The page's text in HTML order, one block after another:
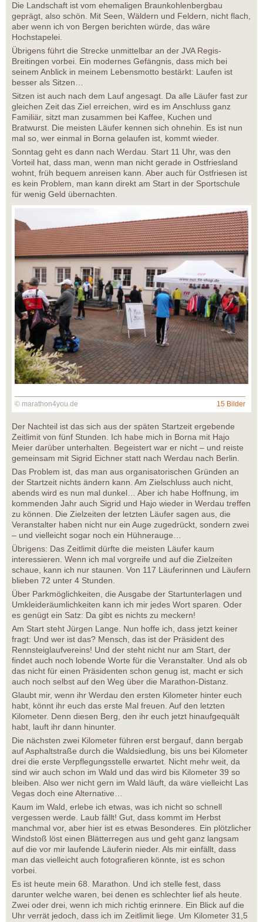
Die Landschaft ist vom ehemaligen Braunkohlenbergbau
geprägt, also schön. Mit Seen, Wäldern und Feldern, nicht flach,
aber wenn ich von Bergen berichten würde, das wäre
Hochstapelei.
Übrigens führt die Strecke unmittelbar an der JVA Regis-
Breitingen vorbei. Ein modernes Gefängnis, dass mich bei
seinem Anblick in meinem Lebensmotto bestärkt: Laufen ist
besser als Sitzen…
Sitzen ist auch nach dem Lauf angesagt. Da alle Läufer fast zur
gleichen Zeit das Ziel erreichen, wird es im Anschluss ganz
Familiär, sitzt man zusammen bei Kaffee, Kuchen und
Bratwurst. Die meisten Läufer kennen sich ohnehin. Es ist nun
mal so, wer einmal in Borna gelaufen ist, kommt wieder.
Sonntag geht es dann nach Werdau. Start 11 Uhr, was den
Vorteil hat, dass man, wenn man nicht gerade in Ostfriesland
wohnt, früh bequem anreisen kann. Aber auch für Ostfriesen ist
es kein Problem, man kann direkt am Start in der Sportschule
für wenig Geld übernachten.
© marathon4you.de 15 Bilder
Der Nachteil ist das sich aus der späten Startzeit ergebende
Zeitlimit von fünf Stunden. Ich habe mich in Borna mit Hajo
Meier darüber unterhalten. Begeistert war er nicht – und reiste
gemeinsam mit Sigrid Eichner statt nach Werdau nach Berlin.
Das Problem ist, das man aus organisatorischen Gründen an
der Startzeit nichts ändern kann. Am Zielschluss auch nicht,
abends wird es nun mal dunkel… Aber ich habe Hoffnung, im
kommenden Jahr auch Sigrid und Hajo wieder in Werdau treffen
zu können. Die Zielzeiten der letzten Läufer sagen aus, die
Veranstalter haben nicht nur ein Auge zugedrückt, sondern zwei
– und vielleicht sogar noch ein Hühnerauge…
Übrigens: Das Zeitlimit dürfte die meisten Läufer kaum
interessieren. Wenn ich mal vorgreife und auf die Zielzeiten
schaue, kann ich nur staunen. Von 117 Läuferinnen und Läufern
blieben 72 unter 4 Stunden.
Über Parkmöglichkeiten, die Ausgabe der Startunterlagen und
Umkleideräumlichkeiten kann ich mir jedes Wort sparen. Oder
es genügt ein Satz: Da gibt es nichts zu meckern!
Am Start steht Jürgen Lange. Nun hoffe ich, dass jetzt keiner
fragt: Und wer ist das? Mensch, das ist der Präsident des
Rennsteiglaufvereins! Und der steht nicht nur am Start, der
findet auch noch lobende Worte für die Veranstalter. Und als ob
das nicht für einen Präsidenten schon genug ist, macht er sich
auch noch selbst auf den Weg über die Marathon-Distanz.
Glaubt mir, wenn ihr Werdau den ersten Kilometer hinter euch
habt, könnt ihr euch das erste Mal freuen. Auf den letzten
Kilometer. Denn diesen Berg, den ihr euch jetzt hinaufgequält
habt, lauft ihr dann hinunter.
Die nächsten zwei Kilometer führen erst bergauf, dann bergab
auf Asphaltstraße durch die Waldsiedlung, bis uns bei Kilometer
drei die erste Verpflegungsstelle erwartet. Nicht mehr weit, da
sind wir auch schon im Wald und das wird bis Kilometer 39 so
bleiben. Also wer nicht gern im Wald läuft, da wäre vielleicht Las
Vegas doch eine Alternative…
Kaum im Wald, erlebe ich etwas, was ich nicht so schnell
vergessen werde. Laub fällt! Gut, dass kommt im Herbst
manchmal vor, aber hier ist es etwas Besonderes. Ein plötzlicher
Windstoß löst einen Blätterregen aus und geht ganz langsam
auf die vor mir laufende Läuferin nieder. Als mir einfällt, dass
man das vielleicht auch fotografieren könnte, ist es schon
vorbei.
Es ist heute mein 68. Marathon. Und ich stelle fest, dass
darunter welche waren, bei denen es schlechter lief als heute.
Zwei oder drei, wenn ich mich richtig erinnere. Ein Blick auf die
Uhr verrät jedoch, dass ich im Zeitlimit liege. Um Kilometer 31,5